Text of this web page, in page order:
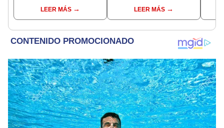
LEER MÁS
carrera de su hijo
LEER MÁS